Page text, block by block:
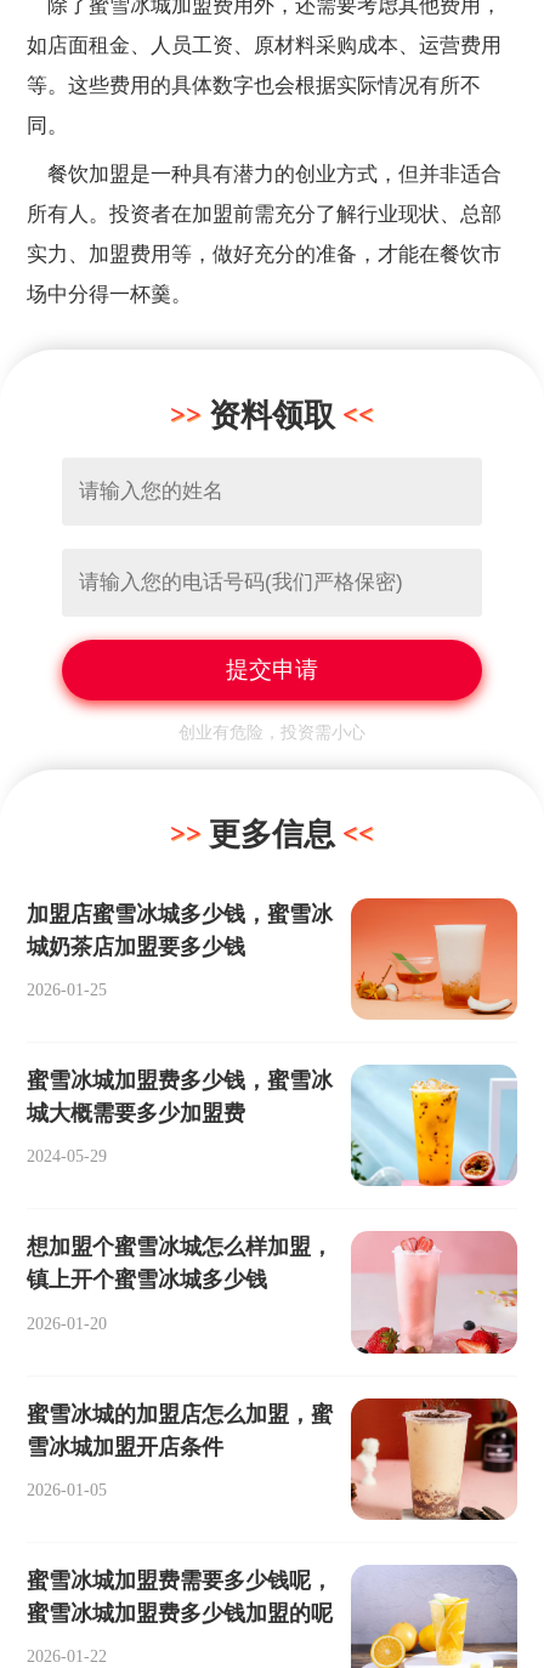
除了蜜雪冰城加盟费用外，还需要考虑其他费用，
如店面租金、人员工资、原材料采购成本、运营费用
等。这些费用的具体数字也会根据实际情况有所不
同。
餐饮加盟是一种具有潜力的创业方式，但并非适合
所有人。投资者在加盟前需充分了解行业现状、总部
实力、加盟费用等，做好充分的准备，才能在餐饮市
场中分得一杯羹。
资料领取
创业有危险，投资需小心
更多信息
加盟店蜜雪冰城多少钱，蜜雪冰
城奶茶店加盟要多少钱
2026-01-25
蜜雪冰城加盟费多少钱，蜜雪冰
城大概需要多少加盟费
2024-05-29
想加盟个蜜雪冰城怎么样加盟，
镇上开个蜜雪冰城多少钱
2026-01-20
蜜雪冰城的加盟店怎么加盟，蜜
雪冰城加盟开店条件
2026-01-05
蜜雪冰城加盟费需要多少钱呢，
蜜雪冰城加盟费多少钱加盟的呢
2026-01-22